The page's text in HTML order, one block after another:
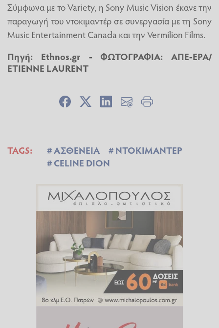
Σύμφωνα με το Variety, η Sony Music Vision έκανε την
παραγωγή του ντοκιμαντέρ σε συνεργασία με τη Sony
Music Entertainment Canada και την Vermilion Films.
Πηγή: Ethnos.gr - ΦΩΤΟΓΡΑΦΙΑ: ΑΠΕ-EPA/
ETIENNE LAURENT
TAGS: ΑΣΘΕΝΕΙΑ
ΝΤΟΚΙΜΑΝΤΕΡ
CELINE DION